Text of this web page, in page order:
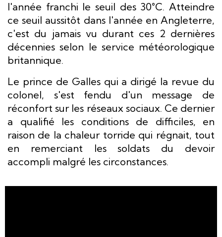
l'année franchi le seuil des 30°C. Atteindre
ce seuil aussitôt dans l'année en Angleterre,
c'est du jamais vu durant ces 2 dernières
décennies selon le service météorologique
britannique.
Le prince de Galles qui a dirigé la revue du
colonel, s'est fendu d'un message de
réconfort sur les réseaux sociaux. Ce dernier
a qualifié les conditions de difficiles, en
raison de la chaleur torride qui régnait, tout
en remerciant les soldats du devoir
accompli malgré les circonstances.